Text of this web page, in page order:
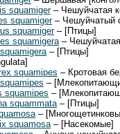
squamiger– Чешуйчатая
squamiger– Чешуйчатый
squamiger– [Птицы]
squamigera –
– [Птицы]
squamipes – Кротовая
–
squamipes –
squammata – [Птицы]
–
squamosa – [Насекомые]